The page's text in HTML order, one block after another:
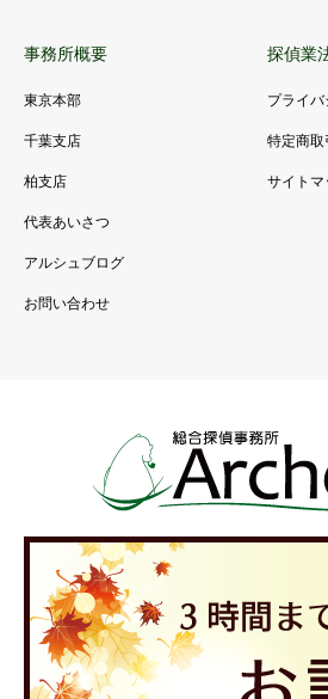
事務所概要
東京本部
千葉支店
柏支店
代表あいさつ
アルシュブログ
お問い合わせ
探偵業
プライ
特定商
サイトマ